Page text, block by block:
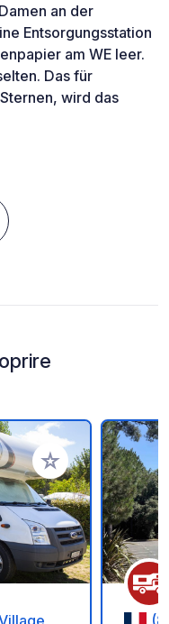
an der
Entsorgungsstation
am WE leer.
Das für
wird das
Aggiungi ai tuoi